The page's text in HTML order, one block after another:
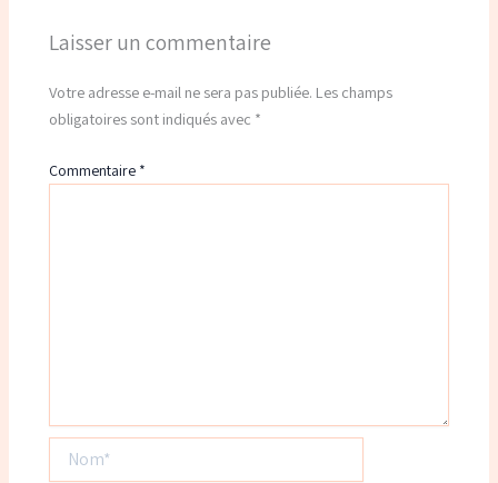
Laisser un commentaire
Votre adresse e-mail ne sera pas publiée. Les champs
obligatoires sont indiqués avec *
Commentaire *